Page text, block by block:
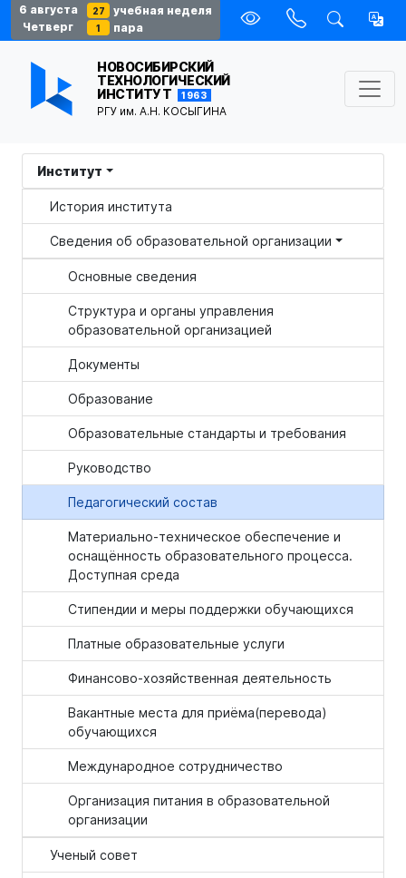
6 августа 27
учебная неделя
Четверг
1 пара
НОВОСИБИРСКИЙ
ТЕХНОЛОГИЧЕСКИЙ
ИНСТИТУТ
1963
РГУ им. А.Н. КОСЫГИНА
Институт
История института
Сведения об образовательной организации
Основные сведения
Структура и органы управления
образовательной организацией
Документы
Образование
Образовательные стандарты и требования
Руководство
Педагогический состав
Материально-техническое обеспечение и
оснащённость образовательного процесса.
Доступная среда
Стипендии и меры поддержки обучающихся
Платные образовательные услуги
Финансово-хозяйственная деятельность
Вакантные места для приёма(перевода)
обучающихся
Международное сотрудничество
Организация питания в образовательной
организации
Ученый совет